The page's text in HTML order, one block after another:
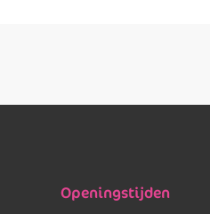
Openingstijden